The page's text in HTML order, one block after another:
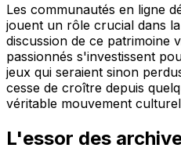
Les communautés en ligne
jouent un rôle crucial dans
discussion de ce patrimoine
passionnés s'investissent
jeux qui seraient sinon
cesse de croître depuis
véritable mouvement
L'essor des